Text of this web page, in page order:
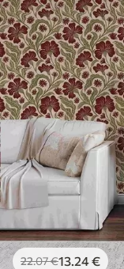
22.07€13.24€